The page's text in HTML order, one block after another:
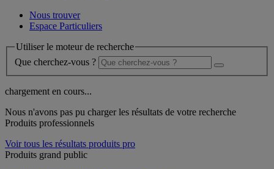
Nous trouver
Espace Particuliers
Utiliser le moteur de recherche
Que cherchez-vous ?
chargement en cours...
Nous n'avons pas pu charger les résultats de votre recherche
Produits professionnels
Voir tous les résultats produits pro
Produits grand public